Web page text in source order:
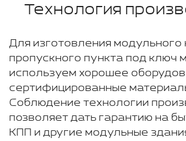
Технология
Для изготовления модульного
пропускного пункта под ключ
используем хорошее
сертифицированные
Соблюдение технологии
позволяет дать гарантию на
КПП и другие модульные